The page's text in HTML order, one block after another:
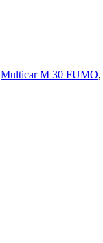
Multicar M 30 FUMO,